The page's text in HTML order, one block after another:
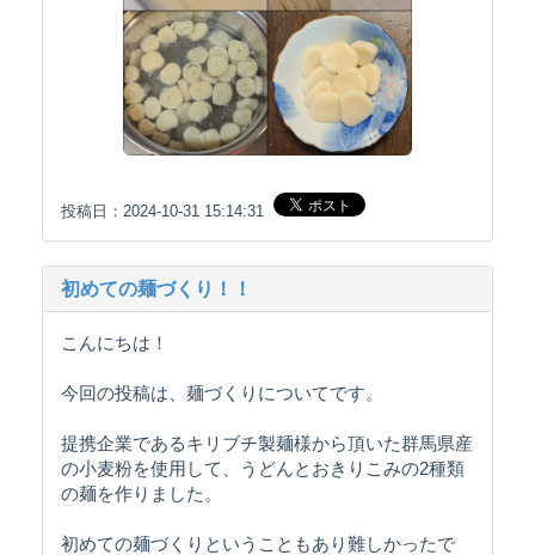
投稿日：2024-10-31 15:14:31
初めての麺づくり！！
こんにちは！
今回の投稿は、麺づくりについてです。⁡
提携企業であるキリブチ製麺様から頂いた群馬県産
の小麦粉を使用して、うどんとおきりこみの2種類
の麺を作りました。
初めての麺づくりということもあり難しかったで